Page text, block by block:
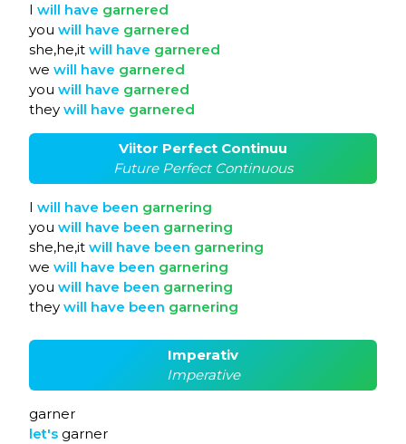
I will have garnered
you will have garnered
she,he,it will have garnered
we will have garnered
you will have garnered
they will have garnered
Viitor Perfect Continuu
Future Perfect Continuous
I will have been garnering
you will have been garnering
she,he,it will have been garnering
we will have been garnering
you will have been garnering
they will have been garnering
Imperativ
Imperative
garner
let's garner